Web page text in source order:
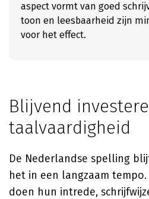
aspect vormt van goed
toon en leesbaarheid zijn
voor het effect.
Blijvend
taalvaardigheid
De Nederlandse spelling
het in een langzaam
doen hun intrede,